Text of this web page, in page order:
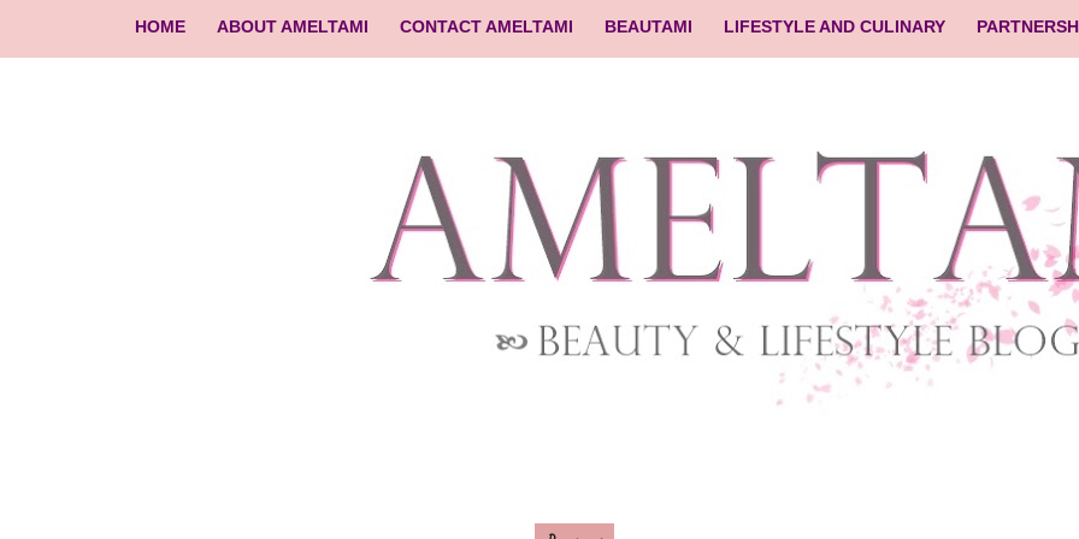
HOME ABOUT AMELTAMI CONTACT AMELTAMI BEAUTAMI LIFESTYLE AND CULINARY